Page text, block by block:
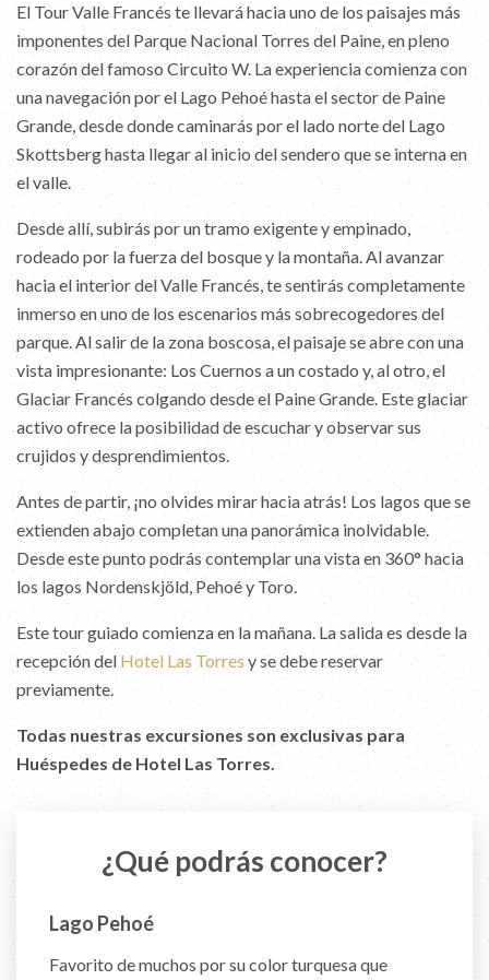
El Tour Valle Francés te llevará hacia uno de los paisajes más
imponentes del Parque Nacional Torres del Paine, en pleno
corazón del famoso Circuito W. La experiencia comienza con
una navegación por el Lago Pehoé hasta el sector de Paine
Grande, desde donde caminarás por el lado norte del Lago
Skottsberg hasta llegar al inicio del sendero que se interna en
el valle.
Desde allí, subirás por un tramo exigente y empinado,
rodeado por la fuerza del bosque y la montaña. Al avanzar
hacia el interior del Valle Francés, te sentirás completamente
inmerso en uno de los escenarios más sobrecogedores del
parque. Al salir de la zona boscosa, el paisaje se abre con una
vista impresionante: Los Cuernos a un costado y, al otro, el
Glaciar Francés colgando desde el Paine Grande. Este glaciar
activo ofrece la posibilidad de escuchar y observar sus
crujidos y desprendimientos.
Antes de partir, ¡no olvides mirar hacia atrás! Los lagos que se
extienden abajo completan una panorámica inolvidable.
Desde este punto podrás contemplar una vista en 360° hacia
los lagos Nordenskjöld, Pehoé y Toro.
Este tour guiado comienza en la mañana. La salida es desde la
recepción del Hotel Las Torresy se debe reservar
previamente.
Todas nuestras excursiones son exclusivas para
Huéspedes de Hotel Las Torres.
¿Qué podrás conocer?
Lago Pehoé
Favorito de muchos por su color turquesa que
Los Cuernos
Estas tres montañas se disputaron con las Torres del
Glaciar Francés
Un glaciar colgante que desciende del Monte Paine
Paine Grande
Con sus cuatro cumbres, Paine Grande es